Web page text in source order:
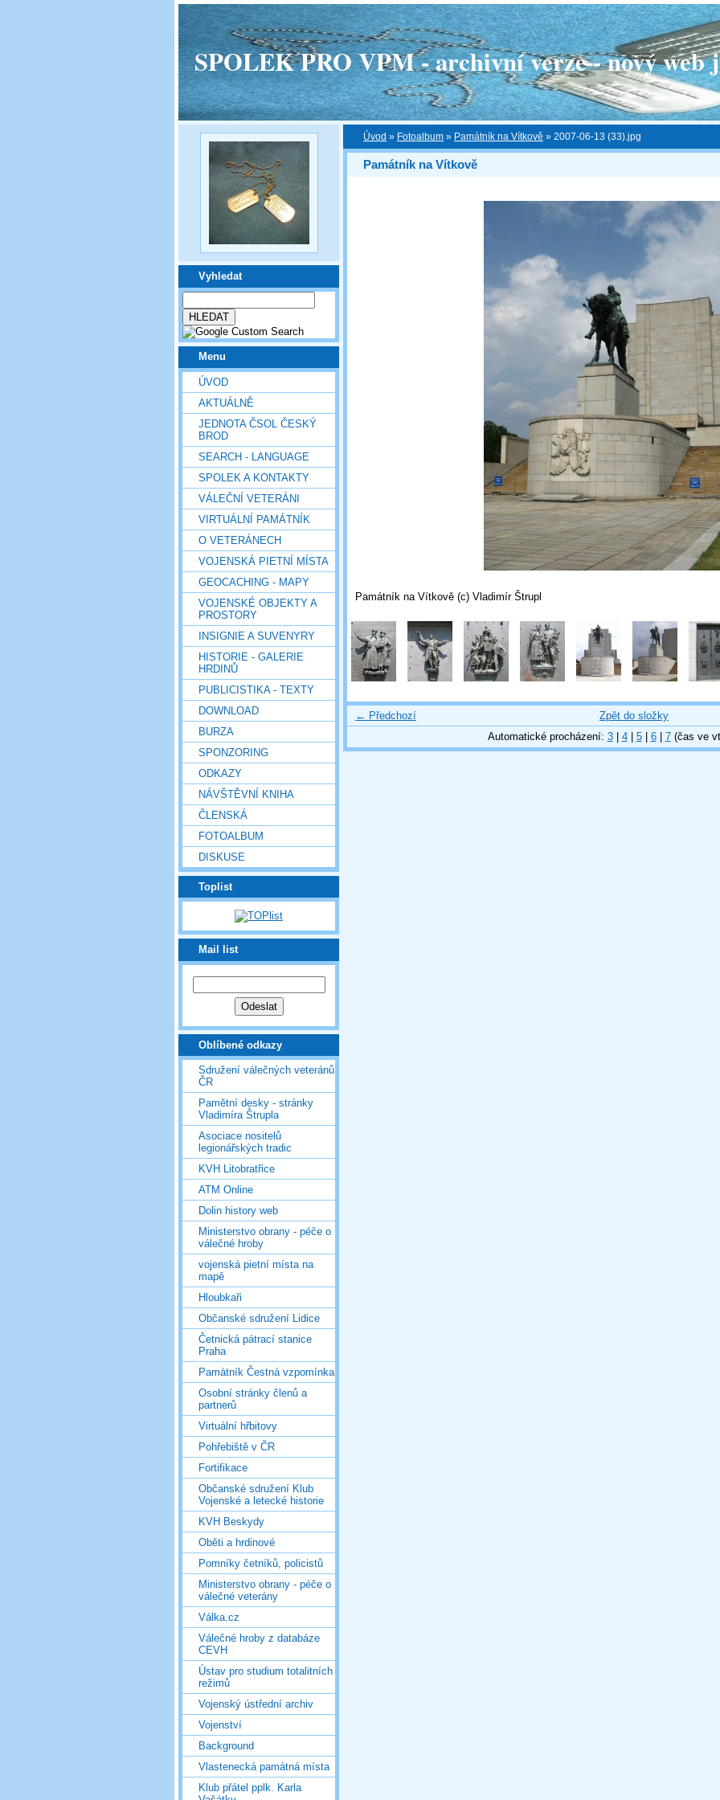
SPOLEK PRO VPM - archivní verze - nový web
Vyhledat
Menu
ÚVOD
AKTUÁLNĚ
JEDNOTA ČSOL ČESKÝ
BROD
SEARCH - LANGUAGE
SPOLEK A KONTAKTY
VÁLEČNÍ VETERÁNI
VIRTUÁLNÍ PAMÁTNÍK
O VETERÁNECH
VOJENSKÁ PIETNÍ MÍSTA
GEOCACHING - MAPY
VOJENSKÉ OBJEKTY A
PROSTORY
INSIGNIE A SUVENYRY
HISTORIE - GALERIE
HRDINŮ
PUBLICISTIKA - TEXTY
DOWNLOAD
BURZA
SPONZORING
ODKAZY
NÁVŠTĚVNÍ KNIHA
ČLENSKÁ
FOTOALBUM
DISKUSE
Toplist
Mail list
Oblíbené odkazy
Sdružení válečných veteránů
ČR
Pamětní desky - stránky
Vladimíra Štrupla
Asociace nositelů
legionářských tradic
KVH Litobratřice
ATM Online
Dolin history web
Ministerstvo obrany - péče o
válečné hroby
vojenská pietní místa na
mapě
Hloubkaři
Občanské sdružení Lidice
Četnická pátrací stanice
Praha
Památník Čestná vzpomínka
Osobní stránky členů a
partnerů
Virtuální hřbitovy
Pohřebiště v ČR
Fortifikace
Občanské sdružení Klub
Vojenské a letecké historie
KVH Beskydy
Oběti a hrdinové
Pomníky četníků, policistů
Ministerstvo obrany - péče o
válečné veterány
Válka.cz
Válečné hroby z databáze
CEVH
Ústav pro studium totalitních
režimů
Vojenský ústřední archiv
Vojenství
Background
Vlastenecká památná místa
Klub přátel pplk. Karla
Úvod » Fotoalbum » Památník na Vítkově » 2007-06-13 (33).jpg
Památník na Vítkově
Památník na Vítkově (c) Vladimír Štrupl
← Předchozí
Zpět do složky
Automatické procházení: 3| 4| 5| 6| 7(čas ve